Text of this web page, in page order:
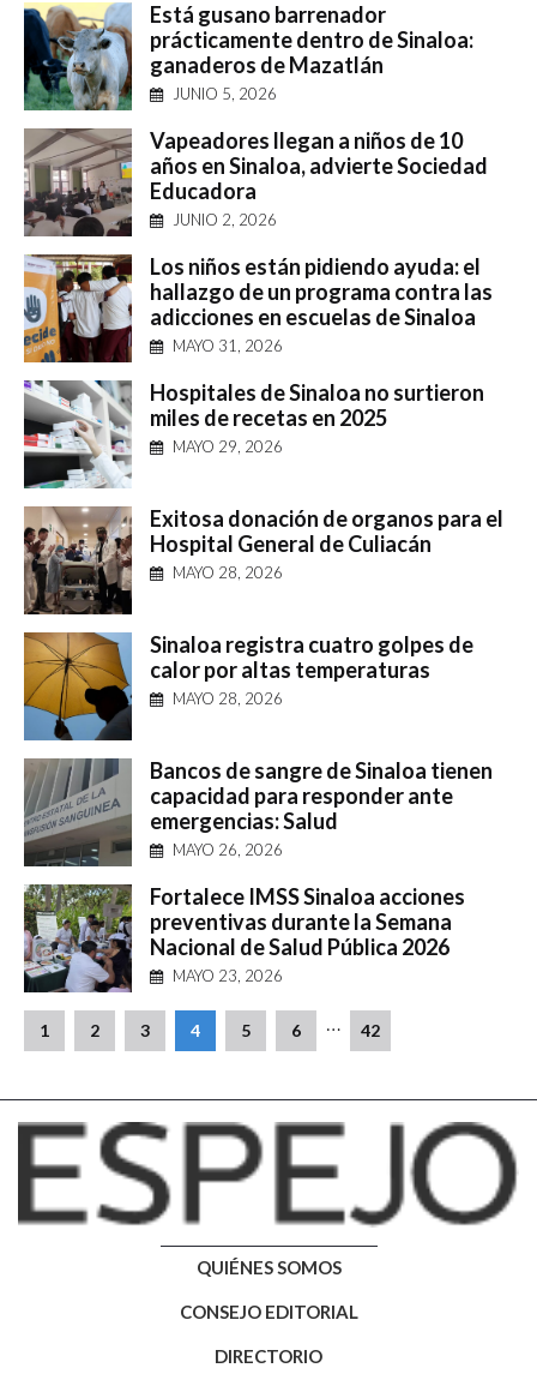
Está gusano barrenador
prácticamente dentro de Sinaloa:
ganaderos de Mazatlán
JUNIO 5, 2026
Vapeadores llegan a niños de 10
años en Sinaloa, advierte Sociedad
Educadora
JUNIO 2, 2026
Los niños están pidiendo ayuda: el
hallazgo de un programa contra las
adicciones en escuelas de Sinaloa
MAYO 31, 2026
Hospitales de Sinaloa no surtieron
miles de recetas en 2025
MAYO 29, 2026
Exitosa donación de organos para el
Hospital General de Culiacán
MAYO 28, 2026
Sinaloa registra cuatro golpes de
calor por altas temperaturas
MAYO 28, 2026
Bancos de sangre de Sinaloa tienen
capacidad para responder ante
emergencias: Salud
MAYO 26, 2026
Fortalece IMSS Sinaloa acciones
preventivas durante la Semana
Nacional de Salud Pública 2026
MAYO 23, 2026
1 2 3 4 5 6 … 42
QUIÉNES SOMOS
CONSEJO EDITORIAL
DIRECTORIO